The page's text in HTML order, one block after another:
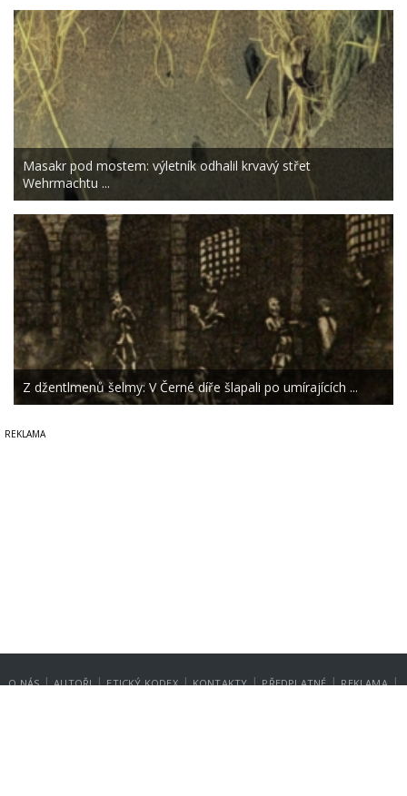
Masakr pod mostem: výletník odhalil krvavý střet
Wehrmachtu ...
Z džentlmenů šelmy: V Černé díře šlapali po umírajících ...
O NÁS | AUTOŘI | ETICKÝ KODEX | KONTAKTY | PŘEDPLATNÉ | REKLAMA |